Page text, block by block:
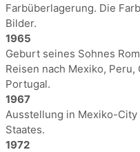
Farbüberlagerung. Die
Bilder.
1965
Geburt seines Sohnes
Reisen nach Mexiko, Peru,
Portugal.
1967
Ausstellung in Mexiko-City
Staates.
1972